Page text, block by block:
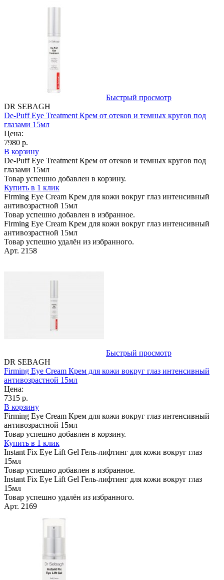
Быстрый просмотр
DR SEBAGH
De-Puff Eye Treatment Крем от отеков и темных кругов под
глазами 15мл
Цена:
7980 р.
В корзину
De-Puff Eye Treatment Крем от отеков и темных кругов под
глазами 15мл
Товар успешно добавлен в корзину.
Купить в 1 клик
Firming Eye Cream Крем для кожи вокруг глаз интенсивный
антивозрастной 15мл
Товар успешно добавлен в избранное.
Firming Eye Cream Крем для кожи вокруг глаз интенсивный
антивозрастной 15мл
Товар успешно удалён из избранного.
Арт. 2158
Быстрый просмотр
DR SEBAGH
Firming Eye Cream Крем для кожи вокруг глаз интенсивный
антивозрастной 15мл
Цена:
7315 р.
В корзину
Firming Eye Cream Крем для кожи вокруг глаз интенсивный
антивозрастной 15мл
Товар успешно добавлен в корзину.
Купить в 1 клик
Instant Fix Eye Lift Gel Гель-лифтинг для кожи вокруг глаз
15мл
Товар успешно добавлен в избранное.
Instant Fix Eye Lift Gel Гель-лифтинг для кожи вокруг глаз
15мл
Товар успешно удалён из избранного.
Арт. 2169